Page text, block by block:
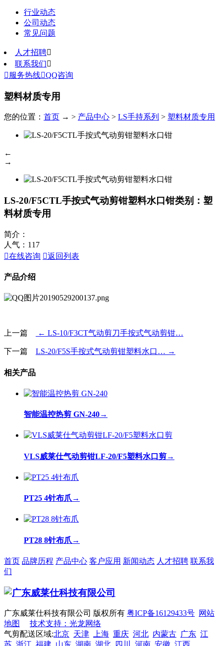
行业动态
公司动态
常见问题
人才招聘
联系我们
 服务热线QQ咨询
塑料材质专用
您的位置： 首页 → > 产品中心 > LS手持系列 > 塑料材质专用
←
→
LS-20/F5CTL手按式气动剪钳塑料水口钳类别：塑
料材质专用
简介：
人气： 117
在线咨询 返回列表
产品介绍
上一篇 ← LS-10/F3CT气动剪刀手按式气动剪钳…
下一篇 LS-20/F5S手按式气动剪钳塑料水口… →
相关产品
智能温控热剪 GN-240→
VLS威莱仕气动剪钳LF-20/F5塑料水口剪→
PT25 4针布爪 →
PT28 8针布爪 →
首页 品牌历程 产品中心 客户应用 新闻动态 人才招聘 联系我
们
广东威莱仕科技有限公司 版权所有 粤ICP备16129433号 网站
地图
技术支持：光龙网络
气剪配送区域:北京 天津 上海 重庆 河北 内蒙古 广东 江